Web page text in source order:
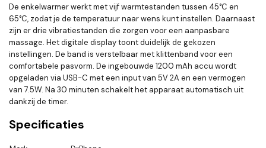
De enkelwarmer werkt met vijf warmtestanden tussen 45°C en
65°C, zodat je de temperatuur naar wens kunt instellen. Daarnaast
zijn er drie vibratiestanden die zorgen voor een aanpasbare
massage. Het digitale display toont duidelijk de gekozen
instellingen. De band is verstelbaar met klittenband voor een
comfortabele pasvorm. De ingebouwde 1200 mAh accu wordt
opgeladen via USB-C met een input van 5V 2A en een vermogen
van 7.5W. Na 30 minuten schakelt het apparaat automatisch uit
dankzij de timer.
Specificaties